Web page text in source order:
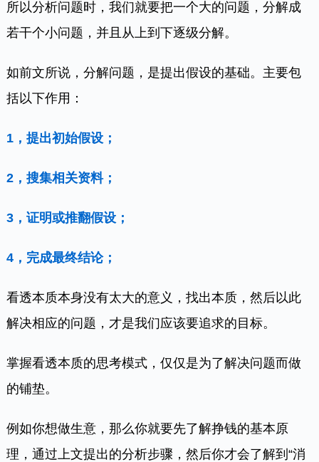
所以分析问题时，我们就要把一个大的问题，分解成
若干个小问题，并且从上到下逐级分解。
如前文所说，分解问题，是提出假设的基础。主要包
括以下作用：
1，提出初始假设；
2，搜集相关资料；
3，证明或推翻假设；
4，完成最终结论；
看透本质本身没有太大的意义，找出本质，然后以此
解决相应的问题，才是我们应该要追求的目标。
掌握看透本质的思考模式，仅仅是为了解决问题而做
的铺垫。
例如你想做生意，那么你就要先了解挣钱的基本原
理，通过上文提出的分析步骤，然后你才会了解到“消